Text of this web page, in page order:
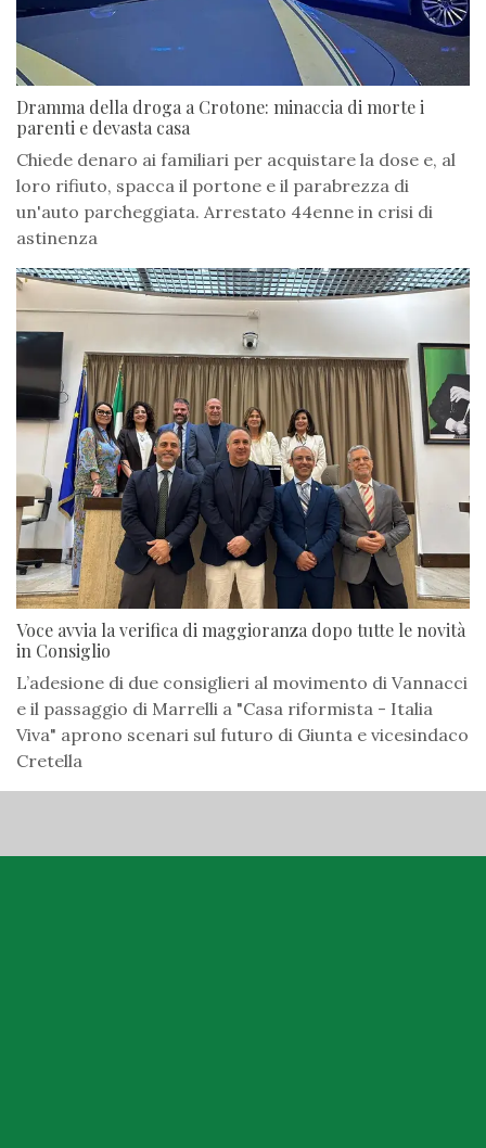
Dramma della droga a Crotone: minaccia di morte i
parenti e devasta casa
Chiede denaro ai familiari per acquistare la dose e, al
loro rifiuto, spacca il portone e il parabrezza di
un'auto parcheggiata. Arrestato 44enne in crisi di
astinenza
Voce avvia la verifica di maggioranza dopo tutte le novità
in Consiglio
L’adesione di due consiglieri al movimento di Vannacci
e il passaggio di Marrelli a "Casa riformista - Italia
Viva" aprono scenari sul futuro di Giunta e vicesindaco
Cretella